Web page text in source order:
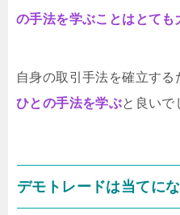
りづらいなぜラインが引け
うと、ラインが引けないと
トリーするときなのか、な
できません。そうなると、
の手法を学ぶことはとても
自身の取引手法を確立する
ひとの手法を学ぶと良いで
デモトレードは当てに